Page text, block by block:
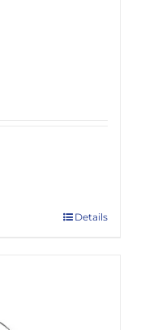
Details